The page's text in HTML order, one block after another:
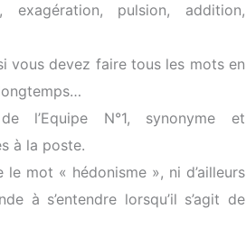
exagération, pulsion, addition,
vous devez faire tous les mots en
l’Equipe N°1, synonyme et
à la poste.
le mot « hédonisme », ni d’ailleurs
à s’entendre lorsqu’il s’agit de